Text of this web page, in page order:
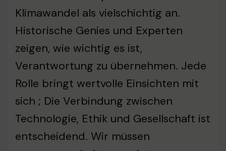
Klimawandel als vielschichtig an.
Historische Genies und Experten
zeigen, wie wichtig es ist,
Verantwortung zu übernehmen. Jede
Rolle bringt wertvolle Einsichten mit
sich ; Die Verbindung zwischen
Technologie, Ethik und Gesellschaft ist
entscheidend. Wir müssen